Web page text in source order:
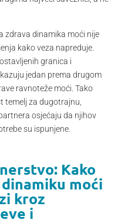
zdrava dinamika moći nije
kako veza napreduje.
granica i
jedan prema drugom
ravnoteže moći. Tako
temelj za dugotrajnu,
osjećaju da njihov
su ispunjene.
Kako
moći
kroz
i